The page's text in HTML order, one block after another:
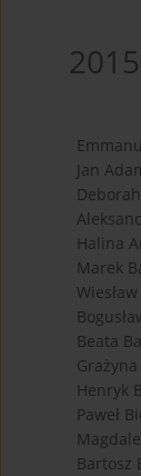
2015
Jan
Halina
Marek
Beata
Henryk
Paweł
Bartosz